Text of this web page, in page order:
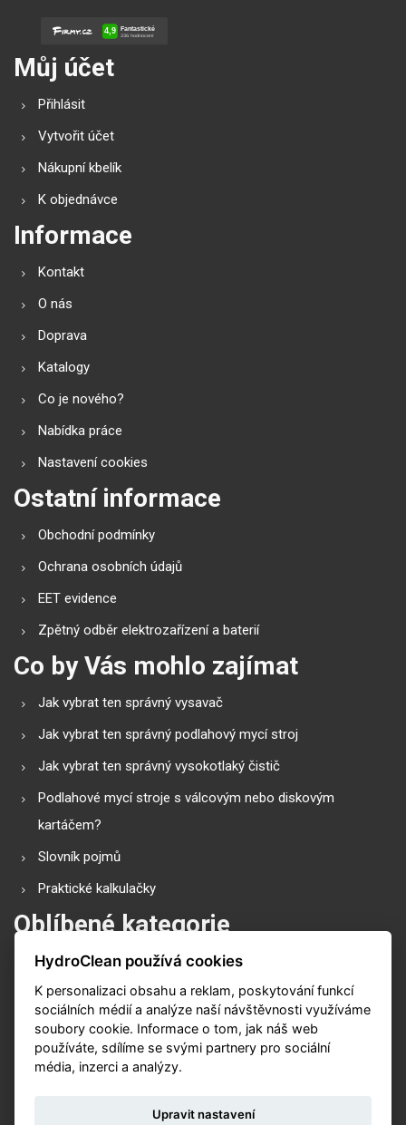
Můj účet
Přihlásit
Vytvořit účet
Nákupní kbelík
K objednávce
Informace
Kontakt
O nás
Doprava
Katalogy
Co je nového?
Nabídka práce
Nastavení cookies
Ostatní informace
Obchodní podmínky
Ochrana osobních údajů
EET evidence
Zpětný odběr elektrozařízení a baterií
Co by Vás mohlo zajímat
Jak vybrat ten správný vysavač
Jak vybrat ten správný podlahový mycí stroj
Jak vybrat ten správný vysokotlaký čistič
Podlahové mycí stroje s válcovým nebo diskovým
kartáčem?
Slovník pojmů
Praktické kalkulačky
Oblíbené kategorie
Průmyslové vysavače
Vysokotlaké čističe
Podlahové mycí stroje
Zametací stroje
HydroClean používá cookies
K personalizaci obsahu a reklam, poskytování funkcí
sociálních médií a analýze naší návštěvnosti využíváme
soubory cookie. Informace o tom, jak náš web
používáte, sdílíme se svými partnery pro sociální
média, inzerci a analýzy.
Upravit nastavení